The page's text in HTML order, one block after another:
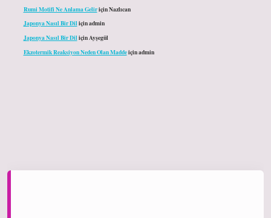
Rumi Motifi Ne Anlama GeliriçinNazlıcan
Japonya Nasıl Bir Diliçinadmin
Japonya Nasıl Bir DiliçinAyşegül
Ekzotermik Reaksiyon Neden Olan Maddeiçinadmin